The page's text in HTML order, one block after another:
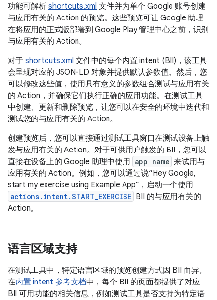
功能可解析 shortcuts.xml 文件并为单个 Google 账号创建
与应用有关的 Action 的预览。这些预览可让 Google 助理
在将应用的正式版部署到 Google Play 管理中心之前，识别
与应用有关的 Action。
对于 shortcuts.xml 文件中的每个内置 intent (BII)，该工具
会呈现对应的 JSON-LD 对象并提供默认参数值。然后，您
可以修改这些值，使用具有意义的参数组合测试与应用有关
的 Action，并确保它们执行正确的应用功能。在测试工具
中创建、更新和删除预览，让您可以在安全的环境中迭代和
测试您的与应用有关的 Action。
创建预览后，您可以直接通过测试工具窗口在测试设备上触
发与应用有关的 Action。对于可供用户触发的 BII，您可以
直接在设备上的 Google 助理中使用 app name 来试用与
应用有关的 Action。例如，您可以通过说“Hey Google,
start my exercise using Example App”，启动一个使用
actions.intent.START_EXERCISE BII 的与应用有关的
Action。
语言区域支持
在测试工具中，特定语言区域的预览创建方式因 BII 而异。
在内置 intent 参考文档中，每个 BII 的页面都提供了对应
BII 可用功能的相关信息，例如测试工具是否支持为特定语